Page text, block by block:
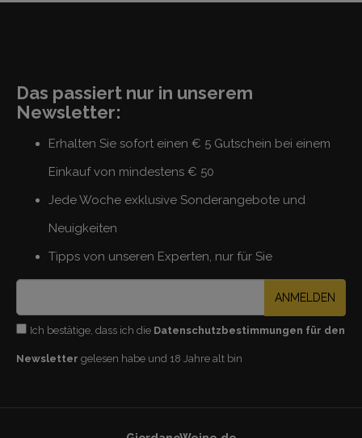
Das passiert nur in unserem
Newsletter:
Erhalten Sie sofort einen € 5 Gutschein bei einem
Einkauf von mindestens € 50
Jede Woche exklusive Sonderangebote und
Neuigkeiten
Tipps von unseren Experten, nur für Sie
ANMELDEN
Ich bestätige, dass ich die Datenschutzbestimmungen für den
Newsletter gelesen habe und 18 Jahre alt bin